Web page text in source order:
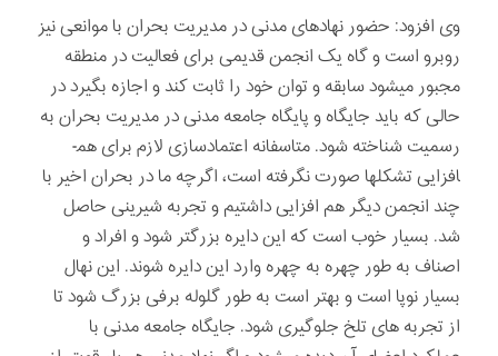
وی افزود: حضور نهادهای مدنی در مدیریت بحران با موانعی نیز
روبرو است و گاه یک انجمن قدیمی برای فعالیت در منطقه
مجبور می­شود سابقه و توان خود را ثابت کند و اجازه بگیرد در
حالی که باید جایگاه و پایگاه جامعه مدنی در مدیریت بحران به
رسمیت شناخته شود. متاسفانه اعتمادسازی لازم برای هم­
افزایی تشکلها صورت نگرفته است، اگرچه ما در بحران اخیر با
چند انجمن دیگر هم افزایی داشتیم و تجربه شیرینی حاصل
شد. بسیار خوب است که این دایره بزرگتر شود و افراد و
اصناف به طور چهره به چهره وارد این دایره شوند. این نهال
بسیار نوپا است و بهتر است به طور گلوله برفی بزرگ شود تا
از تجربه ­های تلخ جلوگیری شود. جایگاه جامعه مدنی با